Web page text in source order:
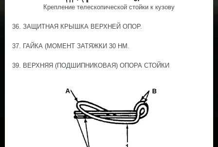
Крепление телескопической стойки к кузову
36. ЗАЩИТНАЯ КРЫШКА ВЕРХНЕЙ ОПОР.
37. ГАЙКА (МОМЕНТ ЗАТЯЖКИ 30 НМ.
39. ВЕРХНЯЯ (ПОДШИПНИКОВАЯ) ОПОРА СТОЙКИ